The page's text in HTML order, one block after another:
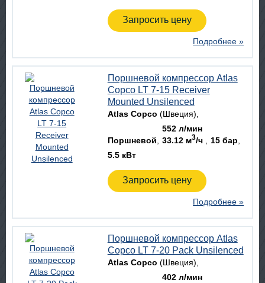
Запросить цену
Подробнее »
Поршневой компрессор Atlas
Copco LT 7-15 Receiver
Mounted Unsilenced
Atlas Copco (Швеция)
Поршневой
552 л/мин
33.12 м3/ч
15 бар
5.5 кВт
Запросить цену
Подробнее »
Поршневой компрессор Atlas
Copco LT 7-20 Pack Unsilenced
Atlas Copco (Швеция)
402 л/мин